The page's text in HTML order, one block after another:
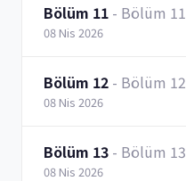
Bölüm 11 - Bölüm 11
08 Nis 2026
Bölüm 12 - Bölüm 12
08 Nis 2026
Bölüm 13 - Bölüm 13
08 Nis 2026